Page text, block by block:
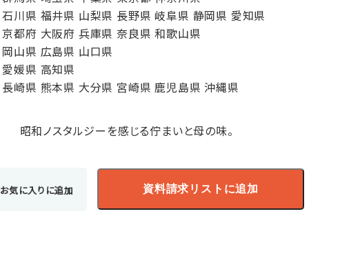
石川県 福井県 山梨県 長野県 岐阜県 静岡県 愛知県
京都府 大阪府 兵庫県 奈良県 和歌山県
岡山県 広島県 山口県
愛媛県 高知県
長崎県 熊本県 大分県 宮崎県 鹿児島県 沖縄県
昭和ノスタルジーを感じる佇まいと母の味。
お気に入りに追加 資料請求リストに追加